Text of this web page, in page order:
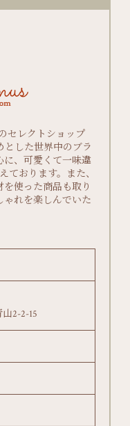
セレクトショップ
とした世界中のブラ
に、可愛くて一味違
ております。また、
使った商品も取り
ゃれを楽しんでいた
2-2-15